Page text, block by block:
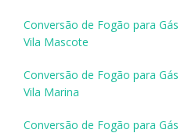
Conversão de Fogão para
Vila Mascote
Conversão de Fogão para
Vila Marina
Conversão de Fogão para